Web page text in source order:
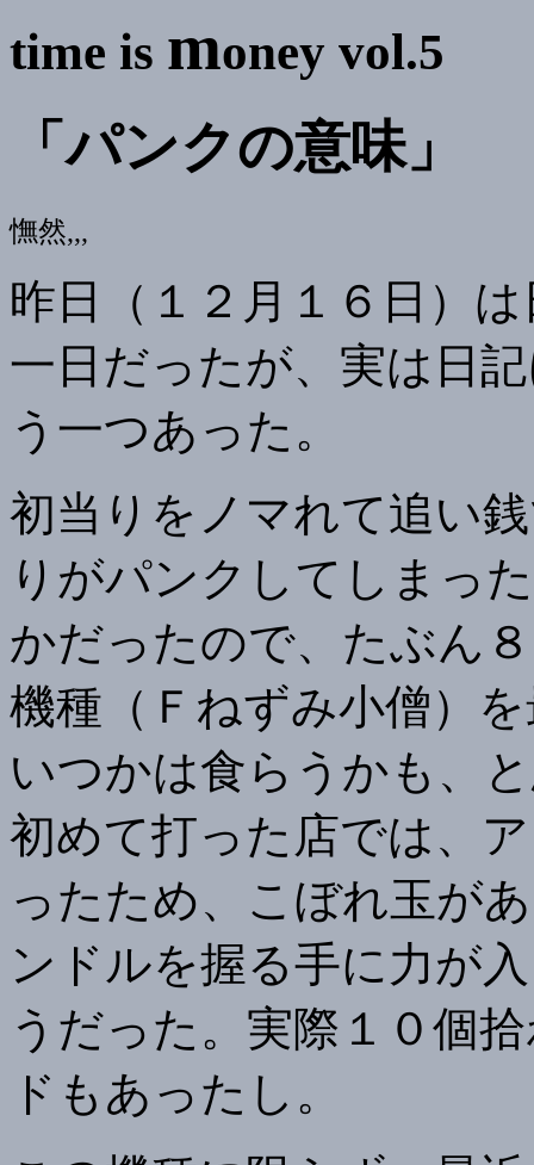
time is money vol.5
「パンクの意味」
憮然,,,
昨日（１２月１６日）
一日だったが、実は日
う一つあった。
初当りをノマれて追い
りがパンクしてしまっ
かだったので、たぶん
機種（Ｆねずみ小僧）
いつかは食らうかも、
初めて打った店では、
ったため、こぼれ玉が
ンドルを握る手に力が
うだった。実際１０個
ドもあったし。